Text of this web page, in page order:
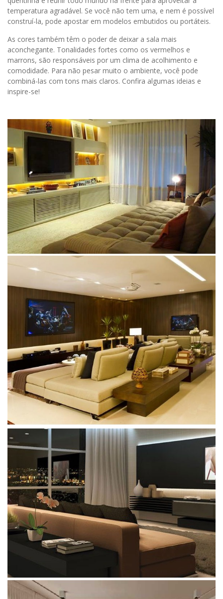
temperatura agradável. Se você não tem uma, e nem é possível
construí-la, pode apostar em modelos embutidos ou portáteis.
As cores também têm o poder de deixar a sala mais
aconchegante. Tonalidades fortes como os vermelhos e
marrons, são responsáveis por um clima de acolhimento e
comodidade. Para não pesar muito o ambiente, você pode
combiná-las com tons mais claros. Confira algumas ideias e
inspire-se!